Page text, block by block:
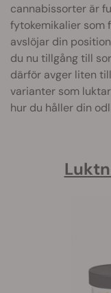
cannabissorter är
fytokemikalier
avslöjar din
du nu tillgång till
därför avger liten
varianter som
hur du håller din